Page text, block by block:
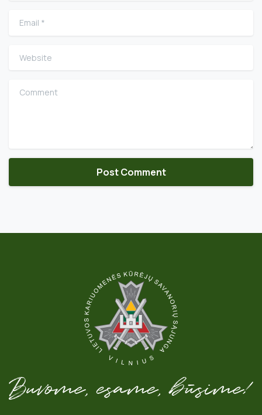
Email
Website
Comment